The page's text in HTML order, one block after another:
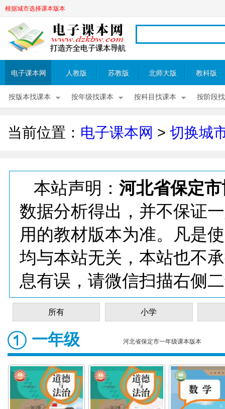
根据城市选择课本版本
电子课本网 人教版 苏教版 北师大版 教科版
按版本找课本 按年级找课本 按科目找课本 按阶段
当前位置： 电子课本网 > 切换城
本站声明： 河北省保定
数据分析得出，并不保证
用的教材版本为准。凡是
均与本站无关，本站也不
息有误，请微信扫描右侧
所有 小学
一年级 河北省保定市一年级课本版本